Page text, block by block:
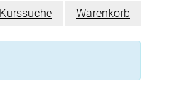
Kurssuche Warenkorb